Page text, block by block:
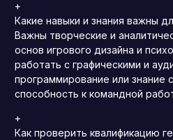
+
Какие навыки и знания важны
Важны творческие и
основ игрового дизайна и
работать с графическими и
программирование или знание
способность к командной
+
Как проверить квалификацию